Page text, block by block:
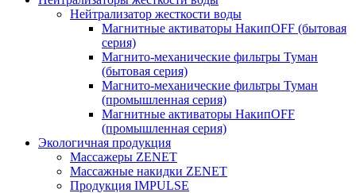
Нейтрализатор жесткости воды
Магнитные активаторы НакипOFF (бытовая
серия)
Магнито-механические фильтры Туман
(бытовая серия)
Магнито-механические фильтры Туман
(промышленная серия)
Магнитные активаторы НакипOFF
(промышленная серия)
Экологичная продукция
Массажеры ZENET
Массажные накидки ZENET
Продукция IMPULSE